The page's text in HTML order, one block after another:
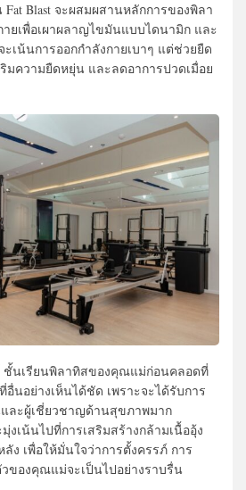
Blast จะผสมผสานหลักการของพิลา
ายเพื่อเผาผลาญไขมันแบบไดนามิก และ
ะเน้นการออกกำลังกายเบาๆ แต่ช่วยยืด
มความยืดหยุ่น และลดอาการปวดเมื่อย
ชั้นเรียนพิลาทิสของคุณแม่ก่อนคลอดที่
อื่นอย่างเห็นได้ชัด เพราะจะได้รับการ
ละผู้เชี่ยวชาญด้านสุขภาพมาก
เน้นไปที่การเสริมสร้างกล้ามเนื้ออุ้ง
ง เพื่อให้มั่นใจว่าการตั้งครรภ์ การ
ของคุณแม่จะเป็นไปอย่างราบรื่น